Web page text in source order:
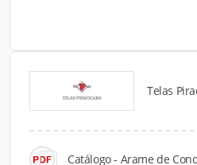
Telas
Catálogo - Arame de
Catálogos para